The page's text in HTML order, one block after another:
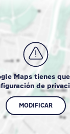
Maps tienes
de
MODIFICAR